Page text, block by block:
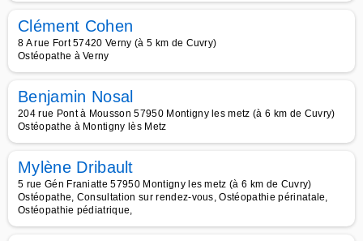
Clément Cohen
8 A rue Fort 57420 Verny (à 5 km de Cuvry)
Ostéopathe à Verny
Benjamin Nosal
204 rue Pont à Mousson 57950 Montigny les metz (à 6 km de Cuvry)
Ostéopathe à Montigny lès Metz
Mylène Dribault
5 rue Gén Franiatte 57950 Montigny les metz (à 6 km de Cuvry)
Ostéopathe, Consultation sur rendez-vous, Ostéopathie périnatale,
Ostéopathie pédiatrique,